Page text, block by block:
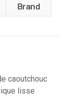
Brand
caoutchouc
lisse